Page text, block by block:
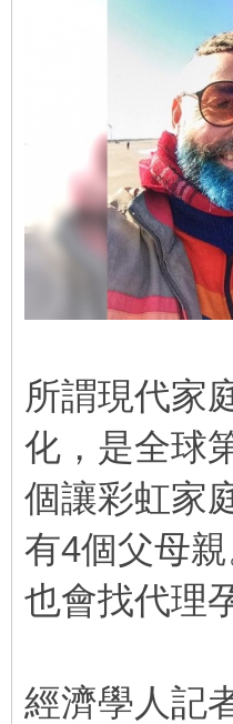
所謂現代家
化，是全球
個讓彩虹家
有4個父母
也會找代理
經濟學人記